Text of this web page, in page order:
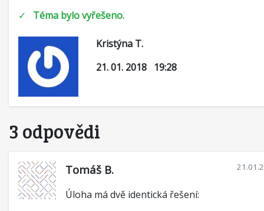
✓ Téma bylo vyřešeno.
Kristýna T.
21. 01. 2018 19:28
3 odpovědi
Tomáš B.
Úloha má dvě identická řešení: